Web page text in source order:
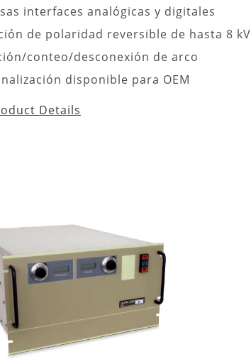
interfaces analógicas y digitales
de polaridad reversible de hasta 8 kV
conteo/desconexión de arco
disponible para OEM
Details